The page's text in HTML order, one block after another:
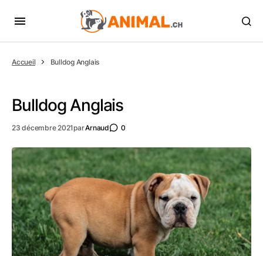
Accueil Bulldog Anglais
Bulldog Anglais
23 décembre 2021parArnaud 0